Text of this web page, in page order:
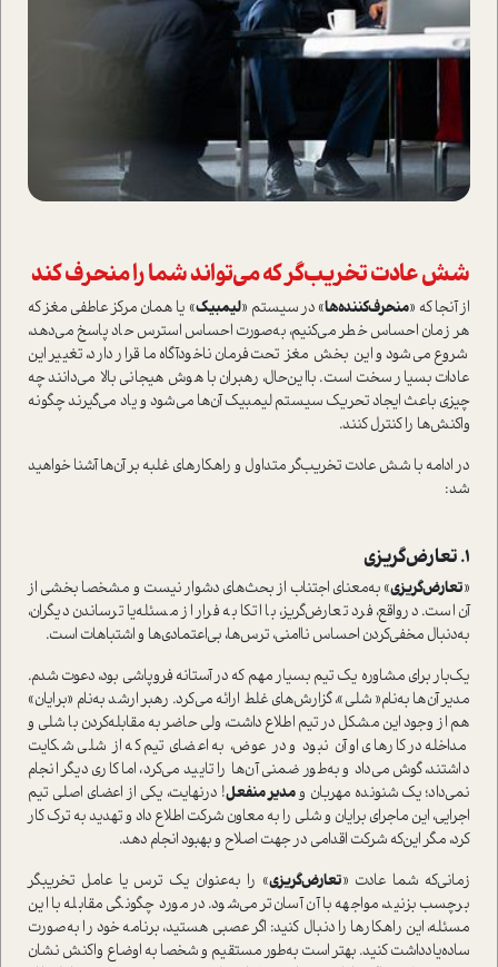
شش عادت تخریب‌گر که می‌تواند شما را منحرف کند
از آنجا که «منحرف‌کننده‌ها» در سیستم «لیمبیک» یا همان مرکز عاطفی مغز که
هر زمان احساس خطر می‌کنیم، به‌صورت احساس ا‌سترس حاد پاسخ می‌دهد،
شروع می‌شود و این بخش مغز تحت‌فرمان ناخودآگاه ما قرار دارد، تغییر این
عادات بسیار سخت ا‌ست. با‌این‌حال، رهبران با هوش هیجانی بالا می‌دانند چه
چیزی باعث ایجاد تحریک سیستم لیمبیک آن‌ها می‌شود و یاد می‌گیرند چگونه
واکنش‌ها را کنترل کنند.
در ادامه با شش عادت تخریب‌گر متداول و راهکارهای غلبه بر آن‌ها آشنا خواهید
شد:
1. تعارض‌گریزی
«تعارض‌گریزی» به‌معنای اجتناب از بحث‌های دشوار نیست و مشخصا بخشی از
آن ا‌ست. در‌واقع، فرد تعارض‌گریز، با اتکا به فرار از مسئله‌یا ترساندن دیگران،
به‌دنبال مخفی‌کردن احساس ناامنی، ترس‌ها، بی‌اعتمادی‌ها و اشتباهات ا‌ست.
یک‌بار برای مشاوره یک تیم بسیار مهم که در آستانه فروپاشی بود، دعوت شدم.
مدیر آن‌ها به‌نام« شلی»، گزارش‌های غلط ارائه می‌کرد. رهبر ارشد به‌نام «برایان»
هم از وجود این مشکل در تیم اطلاع داشت، ولی حاضر به مقابله‌کردن با شلی و
مداخله در کارهای او آن نبود و در عوض، به اعضای تیم که از شلی شکایت
داشتند، گوش می‌داد و به‌طور ضمنی آن‌ها را تایید می‌کرد، اما کاری دیگر انجام
نمی‌داد؛ یک شنونده مهربان ومدیر منفعل! در‌نهایت، یکی از اعضای اصلی تیم
اجرایی، این ماجرای برایان و شلی را به معاون شرکت اطلاع داد و تهدید به ترک کار
کرد، مگر این‌که شرکت اقدامی در جهت اصلاح و بهبود انجام دهد.
زمانی‌که شما عادت «تعارض‌گریزی» را به‌عنوان یک ترس یا عامل تخریبگر
برچسب بزنید، مواجهه با آن آسان‌تر می‌شود. در مورد چگونگی مقابله با این
مسئله، این راهکارها را دنبال کنید: اگر عصبی هستید، برنامه خود را به‌صورت
ساده‌یادداشت کنید. بهتر ا‌ست به‌طور مستقیم و شخصا به اوضاع واکنش نشان